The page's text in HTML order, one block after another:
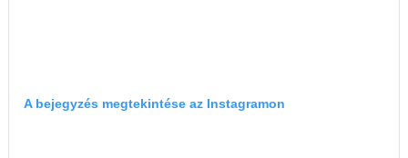
A bejegyzés megtekintése az Instagramon